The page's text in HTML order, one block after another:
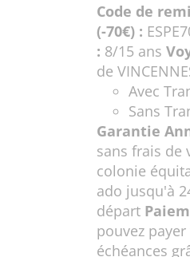
Code de
(-70€) :
: 8/15 ans
de
Avec
Sans
Garantie
sans frais de
colonie
ado jusqu'à
départ
pouvez
échéances